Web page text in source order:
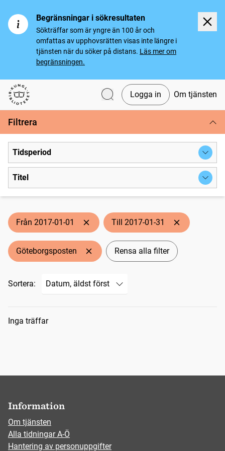
Begränsningar i sökresultaten
Sökträffar som är yngre än 100 år och
omfattas av upphovsrätten visas inte längre i
tjänsten när du söker på distans. Läs mer om
begränsningen.
Svenska tidningar
Logga in Om tjänsten
Filtrera
Tidsperiod
Titel
Från 2017-01-01 Till 2017-01-31
Göteborgsposten Rensa alla filter
Sortera:
Sökresultat
Inga träffar
Information
Om tjänsten
Alla tidningar A-Ö
Hantering av personuppgifter